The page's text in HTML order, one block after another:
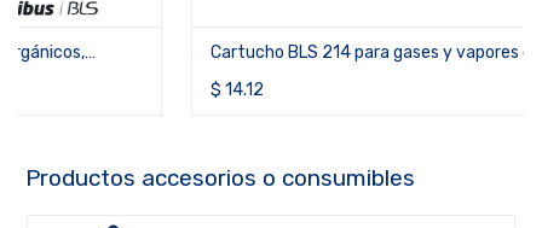
Cartucho BLS 214 para gases y vapores orgánicos,
inorgánicos, ácidos y amoníaco ABEK1
Productos accesorios o consumibles